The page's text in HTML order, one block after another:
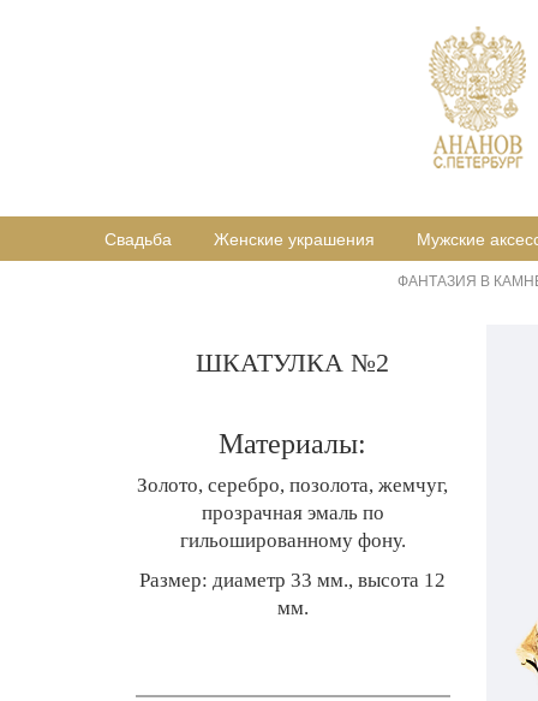
Свадьба Женские украшения Мужские
ФАНТАЗИЯ В
ШКАТУЛКА №2
Материалы:
Золото, серебро, позолота, жемчуг,
прозрачная эмаль по
гильошированному фону.
Размер: диаметр 33 мм., высота 12
мм.